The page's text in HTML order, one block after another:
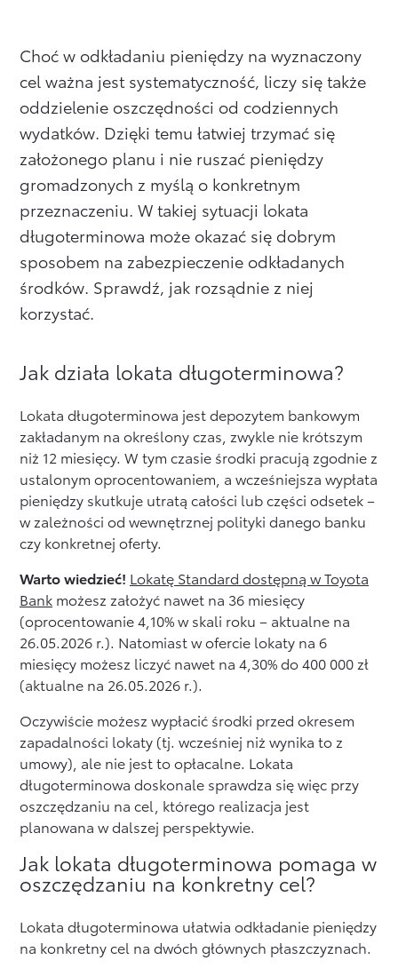
Formularz kontaktowy
Zobacz wszystkie
Choć w odkładaniu pieniędzy na wyznaczony
cel ważna jest systematyczność, liczy się także
oddzielenie oszczędności od codziennych
wydatków. Dzięki temu łatwiej trzymać się
założonego planu i nie ruszać pieniędzy
gromadzonych z myślą o konkretnym
przeznaczeniu. W takiej sytuacji lokata
długoterminowa może okazać się dobrym
sposobem na zabezpieczenie odkładanych
środków. Sprawdź, jak rozsądnie z niej
korzystać.
Jak działa lokata długoterminowa?
Lokata długoterminowa jest depozytem bankowym
zakładanym na określony czas, zwykle nie krótszym
niż 12 miesięcy. W tym czasie środki pracują zgodnie z
ustalonym oprocentowaniem, a wcześniejsza wypłata
pieniędzy skutkuje utratą całości lub części odsetek –
w zależności od wewnętrznej polityki danego banku
czy konkretnej oferty.
Warto wiedzieć! Lokatę Standard dostępną w Toyota
Bank możesz założyć nawet na 36 miesięcy
(oprocentowanie 4,10% w skali roku – aktualne na
26.05.2026 r.). Natomiast w ofercie lokaty na 6
miesięcy możesz liczyć nawet na 4,30% do 400 000 zł
(aktualne na 26.05.2026 r.).
Oczywiście możesz wypłacić środki przed okresem
zapadalności lokaty (tj. wcześniej niż wynika to z
umowy), ale nie jest to opłacalne. Lokata
długoterminowa doskonale sprawdza się więc przy
oszczędzaniu na cel, którego realizacja jest
planowana w dalszej perspektywie.
Jak lokata długoterminowa pomaga w
oszczędzaniu na konkretny cel?
Lokata długoterminowa ułatwia odkładanie pieniędzy
na konkretny cel na dwóch głównych płaszczyznach.